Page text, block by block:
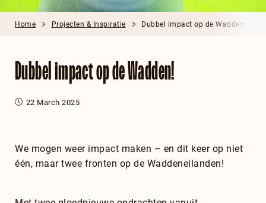
Home Projecten & Inspiratie Dubbel impact op de Wadden!
Dubbel impact op de Wadden!
22 March 2025
We mogen weer impact maken – en dit keer op niet
één, maar twee fronten op de Waddeneilanden!